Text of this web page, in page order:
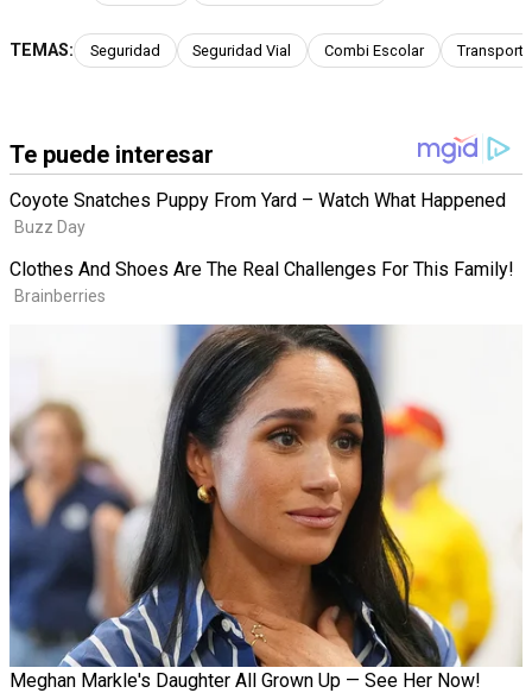
TEMAS: Seguridad Seguridad Vial Combi Escolar